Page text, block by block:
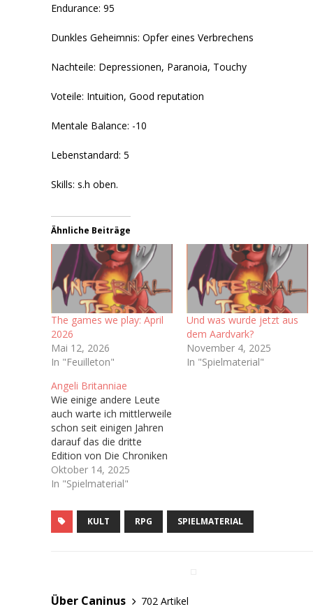
Endurance: 95
Dunkles Geheimnis: Opfer eines Verbrechens
Nachteile: Depressionen, Paranoia, Touchy
Voteile: Intuition, Good reputation
Mentale Balance: -10
Lebenstandard: 5
Skills: s.h oben.
Ähnliche Beiträge
The games we play: April
2026
Mai 12, 2026
In "Feuilleton"
Und was wurde jetzt aus
dem Aardvark?
November 4, 2025
In "Spielmaterial"
Angeli Britanniae
Wie einige andere Leute
auch warte ich mittlerweile
schon seit einigen Jahren
darauf das die dritte
Edition von Die Chroniken
der Engel (Vulgo: Engel),
welche ja irgendwann bald
erblicken soll. Hoffentlich.
Immerhin haben wir ja
Server…
Oktober 14, 2025
In "Spielmaterial"
KULT RPG SPIELMATERIAL
Über Caninus
702 Artikel